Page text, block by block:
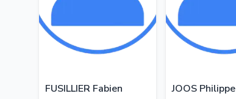
FUSILLIER Fabien JOOS Philippe